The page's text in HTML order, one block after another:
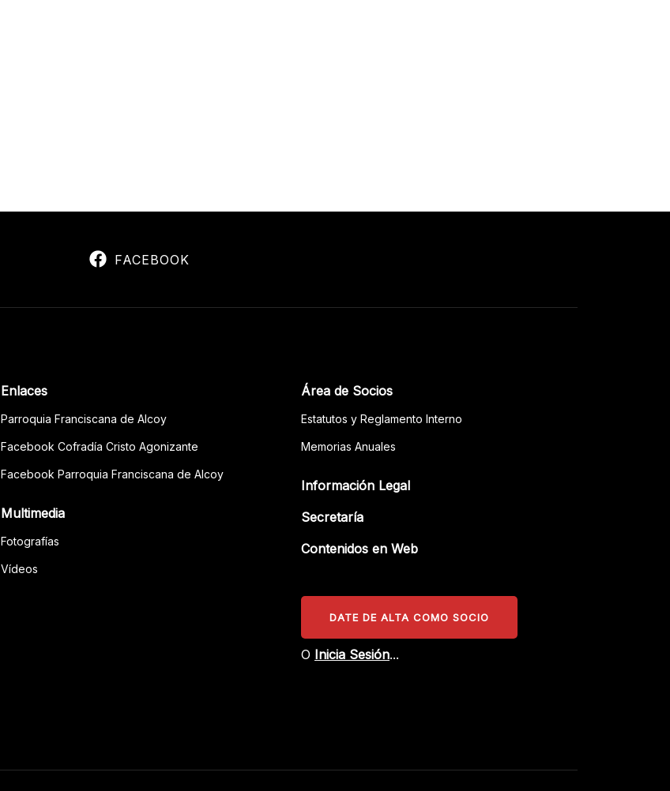
FACEBOOK
Enlaces
Parroquia Franciscana de Alcoy
Facebook Cofradía Cristo Agonizante
Facebook Parroquia Franciscana de Alcoy
Multimedia
Fotografías
Vídeos
Área de Socios
Estatutos y Reglamento Interno
Memorias Anuales
Información Legal
Secretaría
Contenidos en Web
DATE DE ALTA COMO SOCIO
O Inicia Sesión...